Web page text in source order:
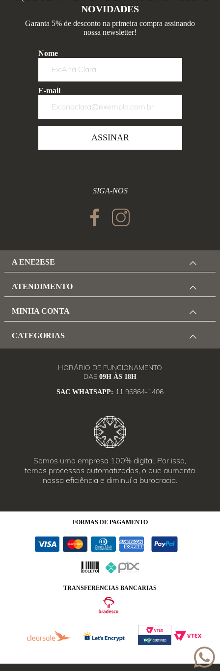
NOVIDADES
Garanta 5% de desconto na primeira compra assinando
nossa newsletter!
Nome
E-mail
ASSINAR
SIGA-NOS
A ENE2ESE
ATENDIMENTO
MINHA CONTA
CATEGORIAS
HORÁRIO DE FUNCIONAMENTO
DAS 09H ÀS 18H
SAC WHATSAPP: 11 96864-1406
Somos uma empresa 100% digital. Por isso,
temos processos automatizados, o que aumenta
nossa eficiência e diminuí a burocracia.
FORMAS DE PAGAMENTO
TRANSFERENCIAS BANCARIAS